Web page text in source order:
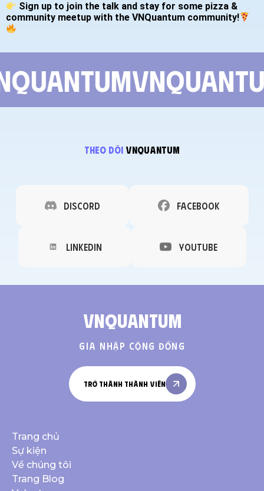
Sign up to join the talk and stay for some pizza &
community meetup with the VNQuantum community!
theo dõi vnquantum
Discord Facebook
Linkedin YouTube
VNQuantum
Gia nhập cộng đồng
trở thành thành viên
Trang chủ
Sự kiện
Về chúng tôi
Trang Blog